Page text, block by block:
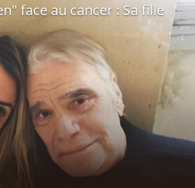
face au cancer : Sa fille